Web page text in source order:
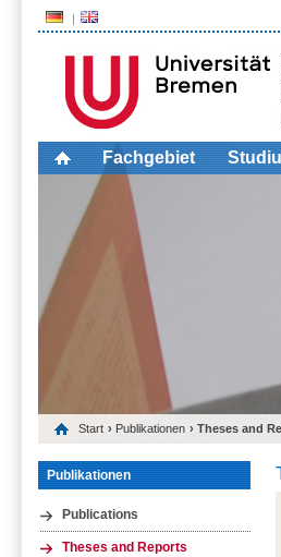
Fachgebiet
Start › Publikationen › Theses and
Publikationen
Publications
Theses and Reports